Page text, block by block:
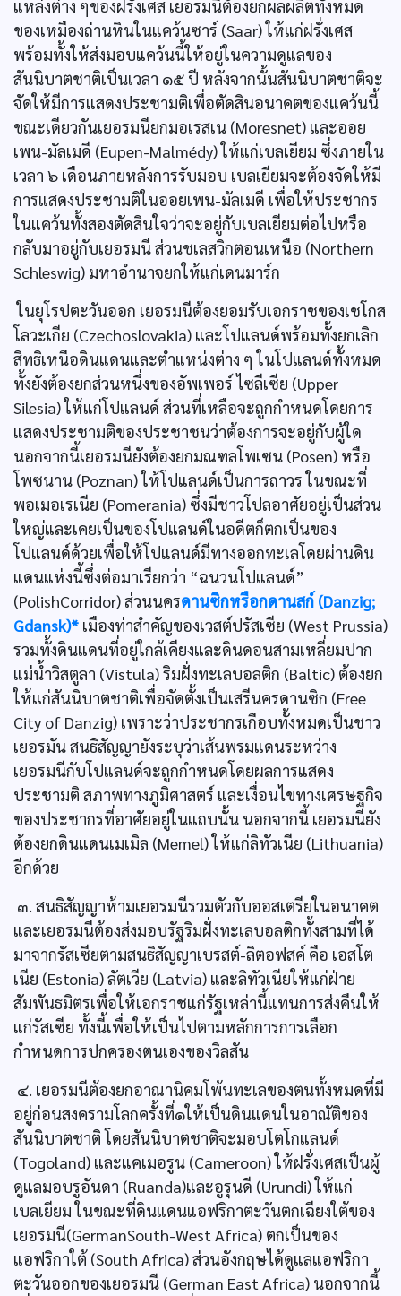
แหล่งต่าง ๆของฝรั่งเศส เยอรมนีต้องยกผลผลิตทั้งหมด
ของเหมืองถ่านหินในแคว้นซาร์ (Saar) ให้แก่ฝรั่งเศส
พร้อมทั้งให้ส่งมอบแคว้นนี้ให้อยู่ในความดูแลของ
สันนิบาตชาติเป็นเวลา ๑๕ ปี หลังจากนั้นสันนิบาตชาติจะ
จัดให้มีการแสดงประชามติเพื่อตัดสินอนาคตของแคว้นนี้
ขณะเดียวกันเยอรมนียกมอเรสเน (Moresnet) และออย
เพน-มัลเมดี (Eupen-Malmédy) ให้แก่เบลเยียม ซึ่งภายใน
เวลา ๖ เดือนภายหลังการรับมอบ เบลเยียมจะต้องจัดให้มี
การแสดงประชามติในออยเพน-มัลเมดี เพื่อให้ประชากร
ในแคว้นทั้งสองตัดสินใจว่าจะอยู่กับเบลเยียมต่อไปหรือ
กลับมาอยู่กับเยอรมนี ส่วนชเลสวิกตอนเหนือ (Northern
Schleswig) มหาอำนาจยกให้แก่เดนมาร์ก
ในยุโรปตะวันออก เยอรมนีต้องยอมรับเอกราชของเชโกส
โลวะเกีย (Czechoslovakia) และโปแลนด์พร้อมทั้งยกเลิก
สิทธิเหนือดินแดนและตำแหน่งต่าง ๆ ในโปแลนด์ทั้งหมด
ทั้งยังต้องยกส่วนหนึ่งของอัพเพอร์ ไซลีเซีย (Upper
Silesia) ให้แก่โปแลนด์ ส่วนที่เหลือจะถูกกำหนดโดยการ
แสดงประชามติของประชาชนว่าต้องการจะอยู่กับผู้ใด
นอกจากนี้เยอรมนียังต้องยกมณฑลโพเซน (Posen) หรือ
โพซนาน (Poznan) ให้โปแลนด์เป็นการถาวร ในขณะที่
พอเมอเรเนีย (Pomerania) ซึ่งมีชาวโปลอาศัยอยู่เป็นส่วน
ใหญ่และเคยเป็นของโปแลนด์ในอดีตก็ตกเป็นของ
โปแลนด์ด้วยเพื่อให้โปแลนด์มีทางออกทะเลโดยผ่านดิน
แดนแห่งนี้ซึ่งต่อมาเรียกว่า “ฉนวนโปแลนด์”
(PolishCorridor) ส่วนนครดานซิกหรือกดานสก์ (Danzig;
Gdansk)* เมืองท่าสำคัญของเวสต์ปรัสเซีย (West Prussia)
รวมทั้งดินแดนที่อยู่ใกล้เคียงและดินดอนสามเหลี่ยมปาก
แม่น้ำวิสตูลา (Vistula) ริมฝั่งทะเลบอลติก (Baltic) ต้องยก
ให้แก่สันนิบาตชาติเพื่อจัดตั้งเป็นเสรีนครดานซิก (Free
City of Danzig) เพราะว่าประชากรเกือบทั้งหมดเป็นชาว
เยอรมัน สนธิสัญญายังระบุว่าเส้นพรมแดนระหว่าง
เยอรมนีกับโปแลนด์จะถูกกำหนดโดยผลการแสดง
ประชามติ สภาพทางภูมิศาสตร์ และเงื่อนไขทางเศรษฐกิจ
ของประชากรที่อาศัยอยู่ในแถบนั้น นอกจากนี้ เยอรมนียัง
ต้องยกดินแดนเมเมิล (Memel) ให้แก่ลิทัวเนีย (Lithuania)
อีกด้วย
๓. สนธิสัญญาห้ามเยอรมนีรวมตัวกับออสเตรียในอนาคต
และเยอรมนีต้องส่งมอบรัฐริมฝั่งทะเลบอลติกทั้งสามที่ได้
มาจากรัสเซียตามสนธิสัญญาเบรสต์-ลิตอฟสค์ คือ เอสโต
เนีย (Estonia) ลัตเวีย (Latvia) และลิทัวเนียให้แก่ฝ่าย
สัมพันธมิตรเพื่อให้เอกราชแก่รัฐเหล่านี้แทนการส่งคืนให้
แก่รัสเซีย ทั้งนี้เพื่อให้เป็นไปตามหลักการการเลือก
กำหนดการปกครองตนเองของวิลสัน
๔. เยอรมนีต้องยกอาณานิคมโพ้นทะเลของตนทั้งหมดที่มี
อยู่ก่อนสงครามโลกครั้งที่๑ให้เป็นดินแดนในอาณัติของ
สันนิบาตชาติ โดยสันนิบาตชาติจะมอบโตโกแลนด์
(Togoland) และแคเมอรูน (Cameroon) ให้ฝรั่งเศสเป็นผู้
ดูแลมอบรูอันดา (Ruanda)และอูรุนดี (Urundi) ให้แก่
เบลเยียม ในขณะที่ดินแดนแอฟริกาตะวันตกเฉียงใต้ของ
เยอรมนี(GermanSouth-West Africa) ตกเป็นของ
แอฟริกาใต้ (South Africa) ส่วนอังกฤษได้ดูแลแอฟริกา
ตะวันออกของเยอรมนี (German East Africa) นอกจากนี้